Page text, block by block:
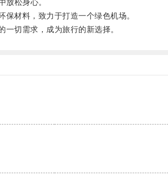
松身心。
材料，致力于打造一个绿色机场。
切需求，成为旅行的新选择。